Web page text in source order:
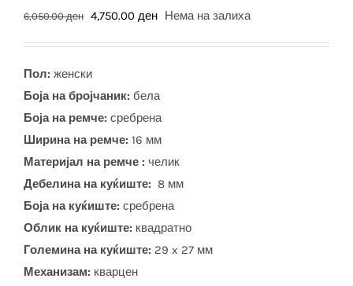
6,050.00ден Original
6,050.00 ден.
4,750.00 денCurrent
Нема на залиха
Пол: женски
Боја на бројчаник: бела
Боја на ремче: сребрена
Ширина на ремче: 16 мм
Материјал на ремче : челик
Дебелина на куќиште: 8 мм
Боја на куќиште: сребрена
Облик на куќиште: квадратно
Големина на куќиште: 29 x 27 мм
Механизам: кварцен